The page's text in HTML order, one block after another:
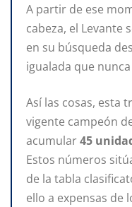
A partir de ese
cabeza, el Levante
en su búsqueda
igualada que
Así las cosas, esta
vigente campeón
acumular45
Estos números
de la tabla
ello a expensas de